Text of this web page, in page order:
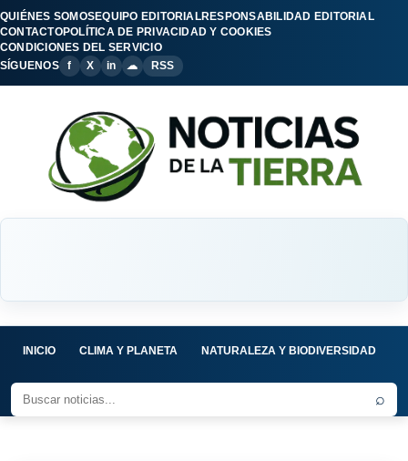
QUIÉNES SOMOSEQUIPO EDITORIALRESPONSABILIDAD EDITORIAL
CONTACTOPOLÍTICA DE PRIVACIDAD Y COOKIES
CONDICIONES DEL SERVICIO
SÍGUENOS
f X in ☁ RSS
INICIO CLIMA Y PLANETA NATURALEZA Y BIODIVERSIDAD
⌕